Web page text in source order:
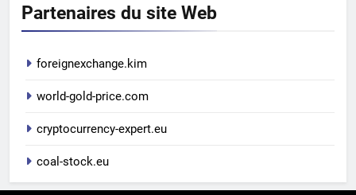
Partenaires du site Web
foreignexchange.kim
world-gold-price.com
cryptocurrency-expert.eu
coal-stock.eu